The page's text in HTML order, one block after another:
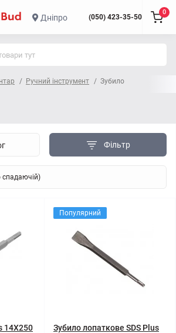
Дніпро (050) 423-35-50
0
Ручний інструмент Зубило
Фільтр
14X250
Популярний
Зубило лопаткове SDS Plus